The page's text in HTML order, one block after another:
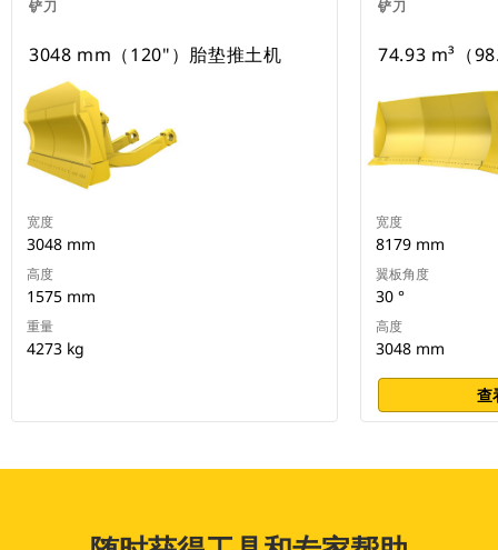
铲刀
3048 mm（120"）胎垫推土机
宽度
3048 mm
高度
1575 mm
重量
4273 kg
铲刀
74.93 m³（
宽度
8179 mm
翼板角度
30 °
高度
3048 mm
查